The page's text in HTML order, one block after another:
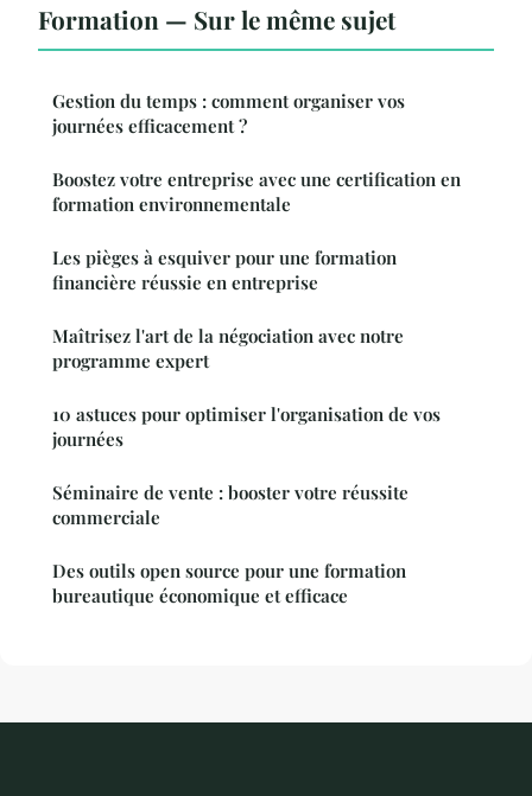
Formation — Sur le même sujet
Gestion du temps : comment organiser vos
journées efficacement ?
Boostez votre entreprise avec une certification en
formation environnementale
Les pièges à esquiver pour une formation
financière réussie en entreprise
Maîtrisez l'art de la négociation avec notre
programme expert
10 astuces pour optimiser l'organisation de vos
journées
Séminaire de vente : booster votre réussite
commerciale
Des outils open source pour une formation
bureautique économique et efficace